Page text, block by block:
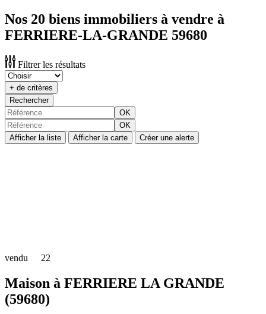
Nos 20 biens immobiliers à vendre à
FERRIERE-LA-GRANDE 59680
Filtrer les résultats
+ de critères
Rechercher
OK
OK
Afficher la liste
Afficher la carte Créer une alerte
vendu 22
Maison à FERRIERE LA GRANDE
(59680)